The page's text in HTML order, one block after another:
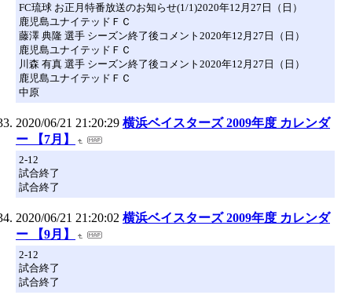
FC琉球 お正月特番放送のお知らせ(1/1)2020年12月27日（日）
鹿児島ユナイテッドＦＣ
藤澤 典隆 選手 シーズン終了後コメント2020年12月27日（日）
鹿児島ユナイテッドＦＣ
川森 有真 選手 シーズン終了後コメント2020年12月27日（日）
鹿児島ユナイテッドＦＣ
中原
2020/06/21 21:20:29 横浜ベイスターズ 2009年度 カレンダ
ー 【7月】
2-12
試合終了
試合終了
2020/06/21 21:20:02 横浜ベイスターズ 2009年度 カレンダ
ー 【9月】
2-12
試合終了
試合終了